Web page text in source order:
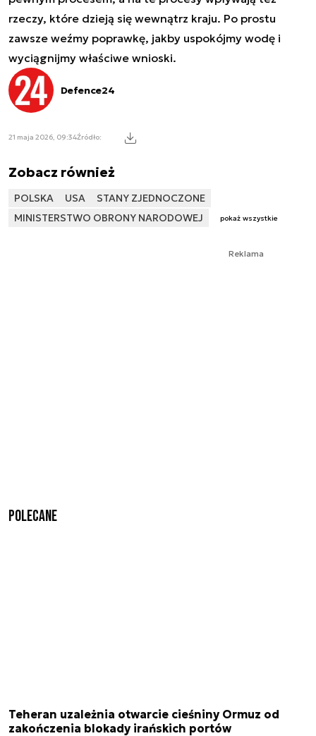
rzeczy, które dzieją się wewnątrz kraju. Po prostu
zawsze weźmy poprawkę, jakby uspokójmy wodę i
wyciągnijmy właściwe wnioski.
Defence24
21 maja 2026, 09:34Źródło:
Zobacz również
POLSKA USA
STANY ZJEDNOCZONE
MINISTERSTWO OBRONY NARODOWEJ
pokaż wszystkie
Reklama
Polecane
Teheran uzależnia otwarcie cieśniny Ormuz od
zakończenia blokady irańskich portów